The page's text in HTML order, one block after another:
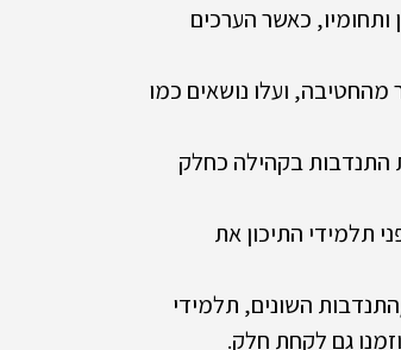
ותחומיו, כאשר הערכים
ועלו נושאים כמו
התנדבות בקהילה כחלק
תלמידי התיכון את
השונים, תלמידי
גם לקחת חלק.